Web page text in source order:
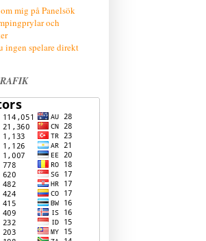
mig på Panelsök
och
ingen spelare direkt